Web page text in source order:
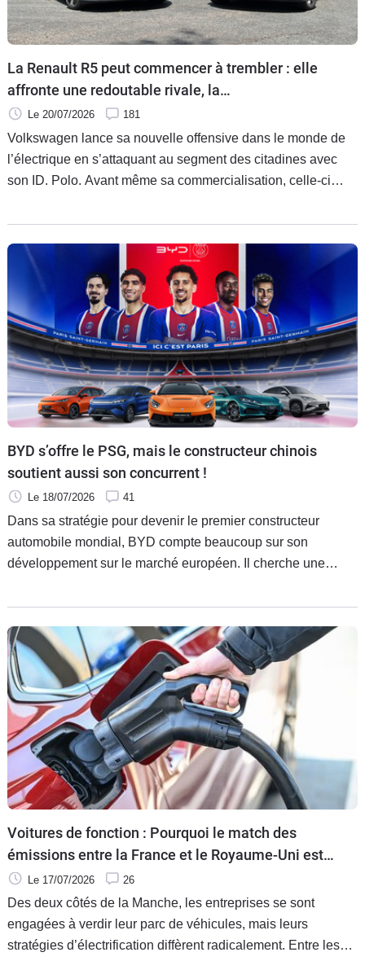
Flottes
Auto
Services
Forum
Moto
La Renault R5 peut commencer à trembler : elle
affronte une redoutable rivale, la
Volkswagen ID.Polo
Le 20/07/2026 181
Volkswagen lance sa nouvelle offensive dans le monde de
l’électrique en s’attaquant au segment des citadines avec
son ID. Polo. Avant même sa commercialisation, celle-ci
comparatif statique.
BYD s’offre le PSG, mais le constructeur chinois
soutient aussi son concurrent !
Le 18/07/2026 41
Dans sa stratégie pour devenir le premier constructeur
automobile mondial, BYD compte beaucoup sur son
développement sur le marché européen. Il cherche une
club PSG, lui qui soutient déjà l’un de ses clubs concurrents
de l’autre côté de la Manche.
Voitures de fonction : Pourquoi le match des
émissions entre la France et le Royaume-Uni est
un immense trompe-l'œil
Le 17/07/2026 26
Des deux côtés de la Manche, les entreprises se sont
engagées à verdir leur parc de véhicules, mais leurs
stratégies d’électrification diffèrent radicalement. Entre les